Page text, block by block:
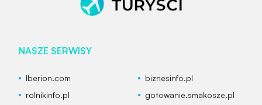
NASZE SERWISY
Iberion.com
biznesinfo.pl
rolnikinfo.pl
gotowanie.smakosze.pl